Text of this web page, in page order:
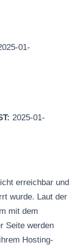
01-
2025-01-
erreichbar und
wurde. Laut der
mit dem
Seite werden
Hosting-